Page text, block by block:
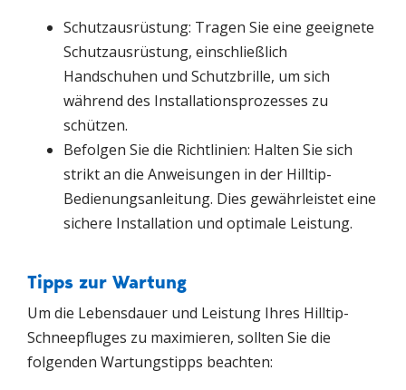
Schutzausrüstung: Tragen Sie eine geeignete
Schutzausrüstung, einschließlich
Handschuhen und Schutzbrille, um sich
während des Installationsprozesses zu
schützen.
Befolgen Sie die Richtlinien: Halten Sie sich
strikt an die Anweisungen in der Hilltip-
Bedienungsanleitung. Dies gewährleistet eine
sichere Installation und optimale Leistung.
Tipps zur Wartung
Um die Lebensdauer und Leistung Ihres Hilltip-
Schneepfluges zu maximieren, sollten Sie die
folgenden Wartungstipps beachten: